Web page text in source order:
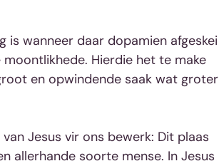
wanneer daar dopamien afgeskei
Hierdie het te make
en opwindende saak wat groter
Jesus vir ons bewerk: Dit plaas
allerhande soorte mense. In Jesus